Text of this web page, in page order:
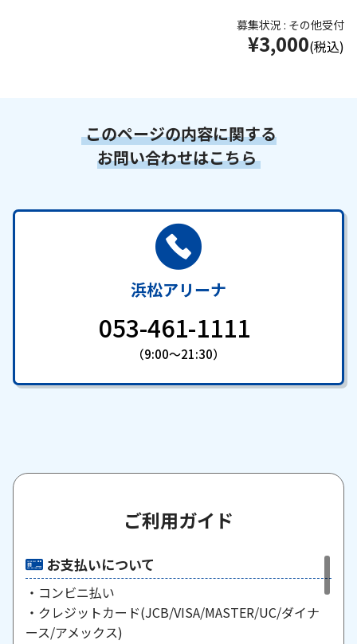
募集状況 : その他受付
¥3,000(税込)
このページの内容に関する
お問い合わせはこちら
浜松アリーナ
053-461-1111
（9:00～21:30）
ご利用ガイド
お支払いについて
・コンビニ払い
・クレジットカード(JCB/VISA/MASTER/UC/ダイナ
ース/アメックス)